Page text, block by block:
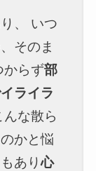
、 いつ
そのま
からず部
ライラ
な散ら
かと悩
あり心